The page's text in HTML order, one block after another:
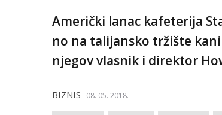
Američki lanac kafeterija
no na talijansko tržište
njegov vlasnik i direktor
BIZNIS 08. 05. 2018.